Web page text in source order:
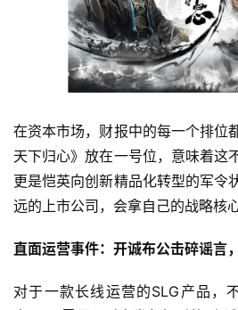
界
手
机
戏
单
在资本市场，财报中的每一个排位
天下归心》放在一号位，意味着这
更是恺英向创新精品化转型的军令
远的上市公司，会拿自己的战略核
直面运营事件： 开诚布公击碎谣言
对于一款长线运营的SLG产品，